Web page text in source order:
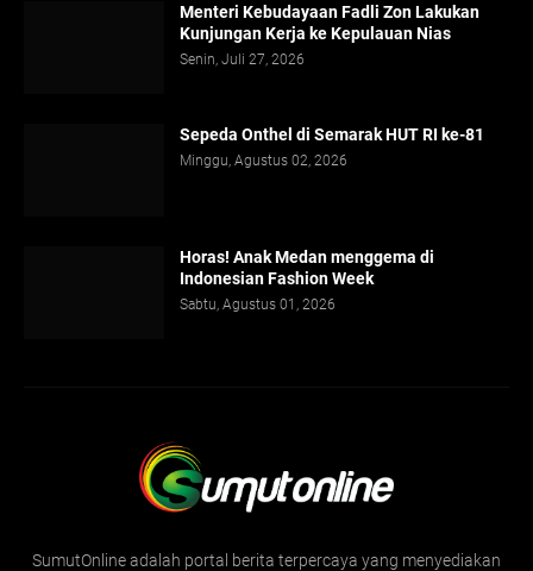
Menteri Kebudayaan Fadli Zon Lakukan
Kunjungan Kerja ke Kepulauan Nias
Senin, Juli 27, 2026
Sepeda Onthel di Semarak HUT RI ke-81
Minggu, Agustus 02, 2026
Horas! Anak Medan menggema di
Indonesian Fashion Week
Sabtu, Agustus 01, 2026
SumutOnline adalah portal berita terpercaya yang menyediakan